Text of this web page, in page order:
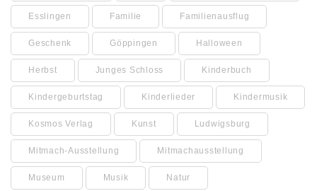
Esslingen Familie Familienausflug
Geschenk Göppingen Halloween
Herbst Junges Schloss Kinderbuch
Kindergeburtstag Kinderlieder Kindermusik
Kosmos Verlag Kunst Ludwigsburg
Mitmach-Ausstellung Mitmachausstellung
Museum Musik Natur